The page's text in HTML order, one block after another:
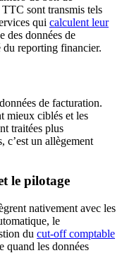
sont transmis tels
qui calculent leur
des données de
reporting financier.
de facturation.
mieux ciblés et les
traitées plus
c’est un allègement
le pilotage
nativement avec les
le
du cut-off comptable
les données